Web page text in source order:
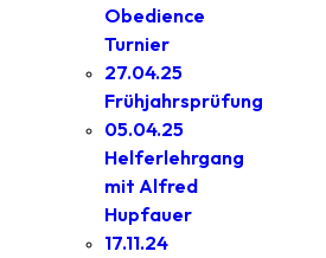
Obedience
Turnier
27.04.25
Frühjahrsprüfung
05.04.25
Helferlehrgang
mit Alfred
Hupfauer
17.11.24